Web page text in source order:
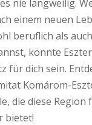
nie langweilig.
einem neuen
beruflich als
könnte
für dich sein.
Komárom-
die diese Region
bietet!